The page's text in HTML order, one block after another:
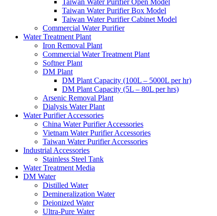
Taiwan Water Purifier Box Model
Taiwan Water Purifier Cabinet Model
Commercial Water Purifier
Water Treatment Plant
Iron Removal Plant
Commercial Water Treatment Plant
Softner Plant
DM Plant
DM Plant Capacity (100L – 5000L per hr)
DM Plant Capacity (5L – 80L per hrs)
Arsenic Removal Plant
Dialysis Water Plant
Water Purifier Accessories
China Water Purifier Accessories
Vietnam Water Purifier Accessories
Taiwan Water Purifier Accessories
Industrial Accessories
Stainless Steel Tank
Water Treatment Media
DM Water
Distilled Water
Demineralization Water
Deionized Water
Ultra-Pure Water